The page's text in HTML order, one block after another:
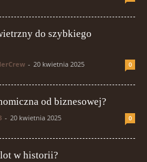
do szybkiego
- 20 kwietnia 2025 0
od biznesowej?
- 20 kwietnia 2025 0
w historii?